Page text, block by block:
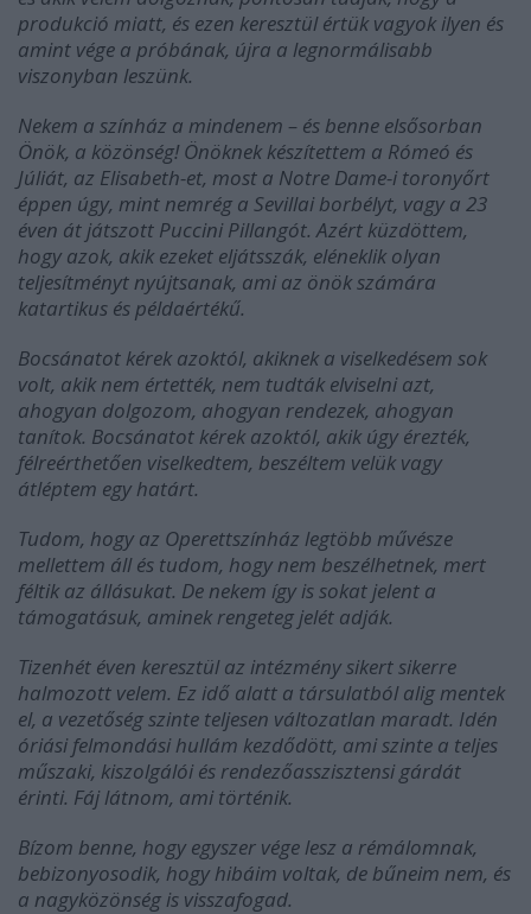
produkció miatt, és ezen keresztül értük vagyok ilyen és
amint vége a próbának, újra a legnormálisabb
viszonyban leszünk.
Nekem a színház a mindenem – és benne elsősorban
Önök, a közönség! Önöknek készítettem a Rómeó és
Júliát, az Elisabeth-et, most a Notre Dame-i toronyőrt
éppen úgy, mint nemrég a Sevillai borbélyt, vagy a 23
éven át játszott Puccini Pillangót. Azért küzdöttem,
hogy azok, akik ezeket eljátsszák, eléneklik olyan
teljesítményt nyújtsanak, ami az önök számára
katartikus és példaértékű.
Bocsánatot kérek azoktól, akiknek a viselkedésem sok
volt, akik nem értették, nem tudták elviselni azt,
ahogyan dolgozom, ahogyan rendezek, ahogyan
tanítok. Bocsánatot kérek azoktól, akik úgy érezték,
félreérthetően viselkedtem, beszéltem velük vagy
átléptem egy határt.
Tudom, hogy az Operettszínház legtöbb művésze
mellettem áll és tudom, hogy nem beszélhetnek, mert
féltik az állásukat. De nekem így is sokat jelent a
támogatásuk, aminek rengeteg jelét adják.
Tizenhét éven keresztül az intézmény sikert sikerre
halmozott velem. Ez idő alatt a társulatból alig mentek
el, a vezetőség szinte teljesen változatlan maradt. Idén
óriási felmondási hullám kezdődött, ami szinte a teljes
műszaki, kiszolgálói és rendezőasszisztensi gárdát
érinti. Fáj látnom, ami történik.
Bízom benne, hogy egyszer vége lesz a rémálomnak,
bebizonyosodik, hogy hibáim voltak, de bűneim nem, és
a nagyközönség is visszafogad.